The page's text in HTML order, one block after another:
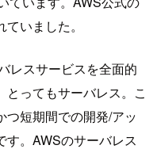
いました。
レスサービスを全面的
ってもサーバレス。こ
短期間での開発/アッ
す。AWSのサーバレス